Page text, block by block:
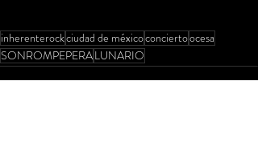
inherenterockciudad de méxicoconciertoocesa
SONROMPEPERALUNARIO